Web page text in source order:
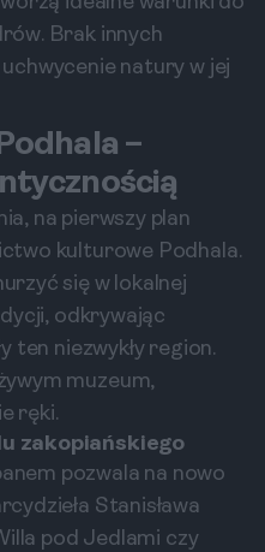
Brak innych
natury w jej
–
na pierwszy plan
kulturowe Podhala.
się w lokalnej
odkrywając
ten niezwykły region.
muzeum,
ręki.
zakopiańskiego
pozwala na nowo
Stanisława
pod Jedlami czy